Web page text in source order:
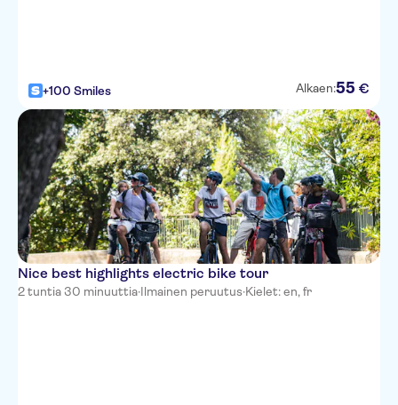
+100 Smiles Alkaen:55 €
Nice best highlights electric bike tour
2 tuntia 30 minuuttia·Ilmainen peruutus·Kielet: en, fr